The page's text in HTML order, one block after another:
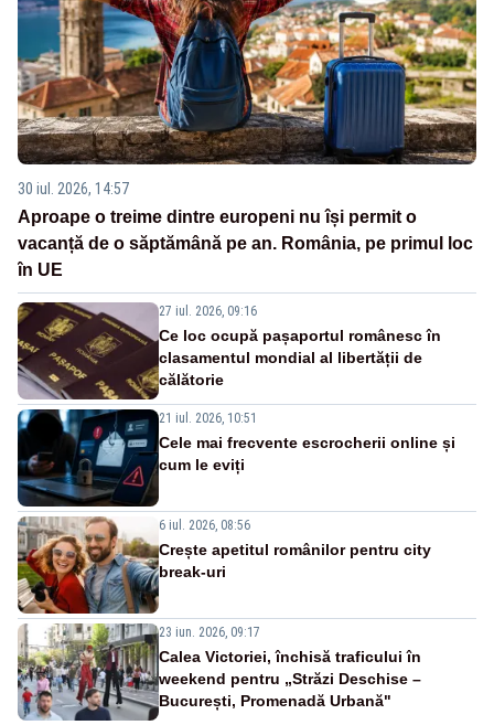
30 iul. 2026, 14:57
Aproape o treime dintre europeni nu își permit o
vacanță de o săptămână pe an. România, pe primul loc
în UE
27 iul. 2026, 09:16
Ce loc ocupă pașaportul românesc în
clasamentul mondial al libertății de
călătorie
21 iul. 2026, 10:51
Cele mai frecvente escrocherii online și
cum le eviți
6 iul. 2026, 08:56
Crește apetitul românilor pentru city
break-uri
23 iun. 2026, 09:17
Calea Victoriei, închisă traficului în
weekend pentru „Străzi Deschise –
București, Promenadă Urbană"